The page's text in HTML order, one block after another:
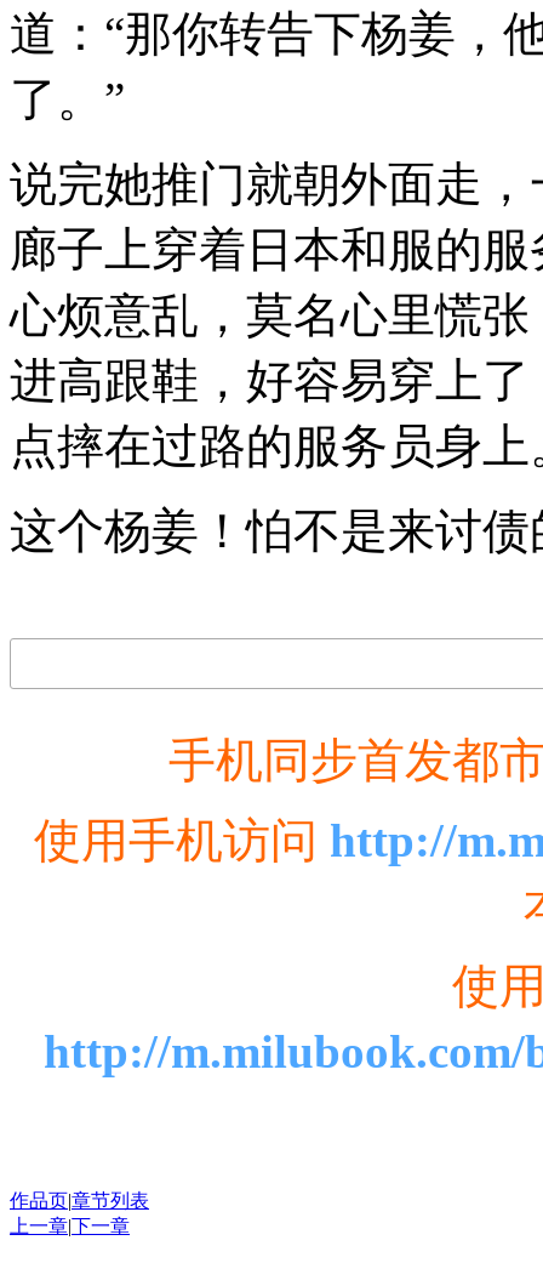
道：“那你转告下杨姜，
了。”
说完她推门就朝外面走
廊子上穿着日本和服的
心烦意乱，莫名心里慌
进高跟鞋，好容易穿上
点摔在过路的服务员身上
这个杨姜！怕不是来讨债
手机同步首发都
使用手机访问 http://
使
http://m.milubook.com/
作品页|章节列表
上一章|下一章